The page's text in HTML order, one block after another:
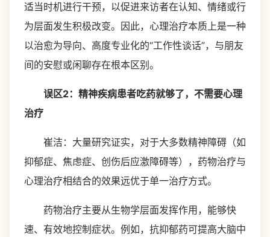
适当时机进行干预，以促进来访者在认知、情绪或行
为层面发生积极改变。因此，心理治疗本质上是一种
以治愈为导向、高度专业化的“工作性谈话”，与朋友
间的安慰或闲聊存在根本区别。
误区2：精神疾病患者吃药就够了，不需要心理
治疗
崔洁：大量研究证实，对于大多数精神障碍（如
抑郁症、焦虑症、创伤后应激障碍等），药物治疗与
心理治疗相结合的效果远优于单一治疗方式。
药物治疗主要从生物学层面发挥作用，能够快
速、有效地控制症状。例如，抗抑郁药可提高大脑中